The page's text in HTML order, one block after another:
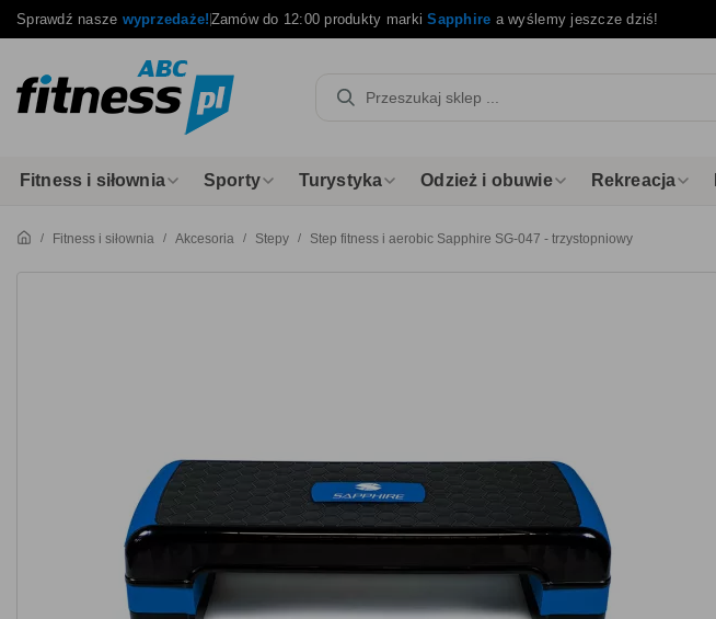
Sprawdź nasze wyprzedaże!Zamów do 12:00 produkty markiSapphire a wyślemy jeszcze dziś!
Fitness i siłownia Sporty Turystyka Odzież i obuwie Rekreacja
Fitness i siłownia Akcesoria Stepy Step fitness i aerobic Sapphire SG-047 - trzystopniowy